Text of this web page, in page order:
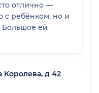
отлично —
с ребёнком, но и
Большое ей
Королева, д 42